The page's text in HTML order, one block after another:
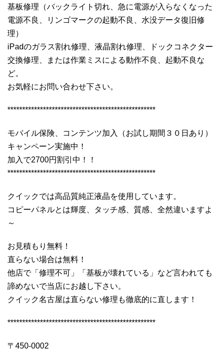
基板修理（バックライト切れ、急に電源が入らなくなった
電源不良、リンゴマークの起動不良、水没データ復旧修
理）
iPadのガラス割れ修理、液晶割れ修理、ドックコネクター
交換修理、または作業ミスによる動作不良、起動不良な
ど。
お気軽にお問い合わせ下さい。
**************************************************
モバイル保険、コンテンツ加入（お試し期間３０日あり）
キャンペーン実施中！
加入で2700円割引中！！
**************************************************
クイックでは高品質純正液晶を使用しています。
コピーパネルとは輝度、タッチ感、質感、全然違いますよ
～
お見積もり無料！
直らない場合は無料！
他店で「修理不可」「基板が壊れている」など言われても
諦めないで当店にお越し下さい。
クイック名古屋は直らない修理も徹底的に直します！
**************************************************
〒450-0002